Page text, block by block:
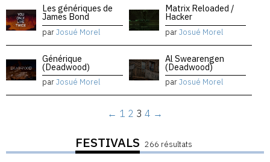
Les génériques de
James Bond
parJosué Morel
Matrix Reloaded /
Hacker
parJosué Morel
Générique
(Deadwood)
parJosué Morel
Al Swearengen
(Deadwood)
parJosué Morel
← 1 2 3 4 →
FESTIVALS 266 résultats